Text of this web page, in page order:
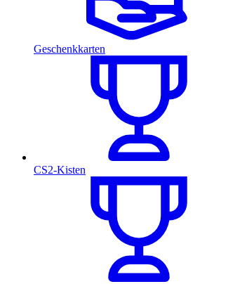
Geschenkkarten
CS2-Kisten